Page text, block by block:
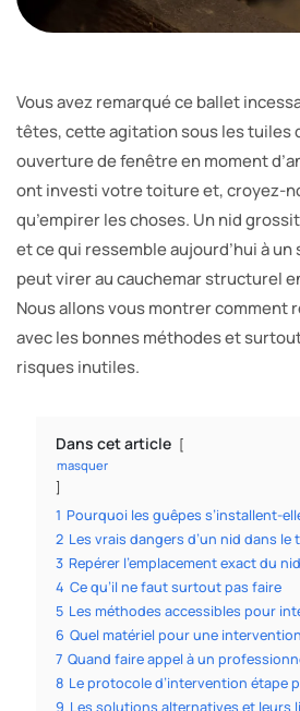
Vous avez remarqué ce ballet
têtes, cette agitation sous les tuiles
ouverture de fenêtre en moment
ont investi votre toiture et, croyez-
qu’empirer les choses. Un nid
et ce qui ressemble aujourd’hui à
peut virer au cauchemar structurel
Nous allons vous montrer comment
avec les bonnes méthodes et
risques inutiles.
Dans cet article
masquer
1 Pourquoi les guêpes s’installent-
2 Les vrais dangers d’un nid dans le
3 Repérer l’emplacement exact du nid
4 Ce qu’il ne faut surtout pas faire
5 Les méthodes accessibles pour
6 Quel matériel pour une
7 Quand faire appel à un
8 Le protocole d’intervention étape
9 Les solutions alternatives et leurs